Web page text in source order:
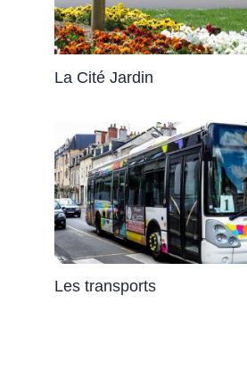
La Cité Jardin
Les transports